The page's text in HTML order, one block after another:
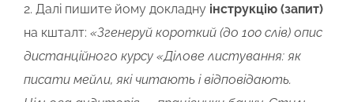
2. Далі пишите йому докладнуінструкцію (запит)
на кшталт: «Згенеруй короткий (до 100 слів) опис
дистанційного курсу «Ділове листування: як
писати мейли, які читають і відповідають.